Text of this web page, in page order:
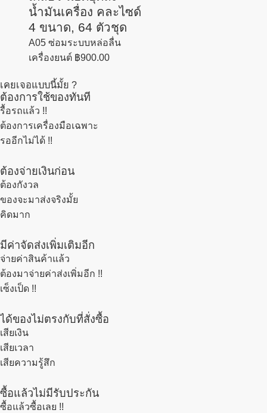
น้ำมันเครื่อง คละไซด์
4 ขนาด, 64 ตัวชุด
A05 ซ่อมระบบหล่อลื่น
เครื่องยนต์ ฿900.00
เคยเจอแบบนี้มั้ย ?
ต้องการใช้ของทันที
รื้อรถแล้ว !!
ต้องการเครื่องมือเฉพาะ
รออีกไม่ได้ !!
ต้องจ่ายเงินก่อน
ต้องกังวล
ของจะมาส่งจริงมั้ย
คิดมาก
มีค่าจัดส่งเพิ่มเติมอีก
จ่ายค่าสินค้าแล้ว
ต้องมาจ่ายค่าส่งเพิ่มอีก !!
เซ็งเป็ด !!
ได้ของไม่ตรงกับที่สั่งซื้อ
เสียเงิน
เสียเวลา
เสียความรู้สึก
ซื้อแล้วไม่มีรับประกัน
ซื้อแล้วซื้อเลย !!